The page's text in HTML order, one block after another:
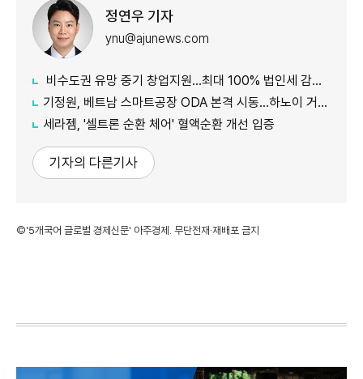
정연우 기자
ynu@ajunews.com
비수도권 유망 중기 창업지원...최대 100% 법인세 감면 나서
기정원, 베트남 스마트공장 ODA 본격 시동...하노이 거점 개소
세라젬, '셀트론 순환 체어' 혈액순환 개선 입증
기자의 다른기사
©'5개국어 글로벌 경제신문' 아주경제. 무단전재·재배포 금지